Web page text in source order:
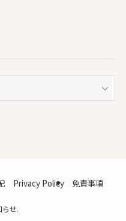
Privacy Policy 免責事項
らせ.